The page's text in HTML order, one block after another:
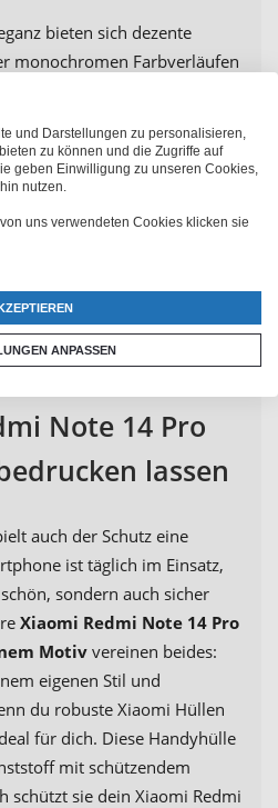
bieten sich dezente
monochromen Farbverläufen
14 Pro wird mit deiner
zum Ausdruck deiner
hast, legst du es
Schnell, einfach und mit ganz
Note 14 Pro
lassen
auch der Schutz eine
ist täglich im Einsatz,
sondern auch sicher
Xiaomi Redmi Note 14 Pro
Motiv vereinen beides:
eigenen Stil und
du robuste Xiaomi Hüllen
für dich. Diese Handyhülle
mit schützendem
schützt sie dein Xiaomi Redmi
und Darstellungen zu personalisieren,
zu können und die Zugriffe auf
geben Einwilligung zu unseren Cookies,
nutzen.
uns verwendeten Cookies klicken sie
ANPASSEN